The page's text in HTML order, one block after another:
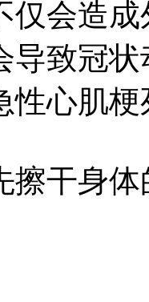
仅会造
导致冠
性心肌
干身体